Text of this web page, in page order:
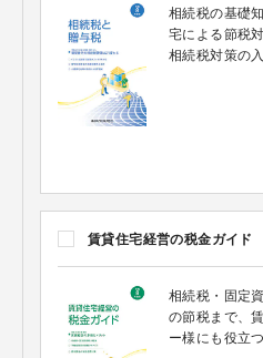
相続税の基礎
宅による節税
相続税対策の
賃貸住宅経営の税金ガイド
相続税・固定
の節税まで、
ー様にも役立